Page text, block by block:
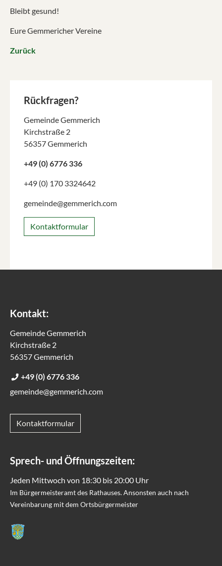
Bleibt gesund!
Eure Gemmericher Vereine
Zurück
Rückfragen?
Gemeinde Gemmerich
Kirchstraße 2
56357 Gemmerich
+49 (0) 6776 336
+49 (0) 170 3324642
gemeinde@gemmerich.com
Kontaktformular
Kontakt:
Gemeinde Gemmerich
Kirchstraße 2
56357 Gemmerich
+49 (0) 6776 336
gemeinde@gemmerich.com
Kontaktformular
Sprech- und Öffnungszeiten:
Jeden Mittwoch von 18:30 bis 20:00 Uhr
Im Bürgermeisteramt des Rathauses. Ansonsten auch nach
Vereinbarung mit dem Ortsbürgermeister